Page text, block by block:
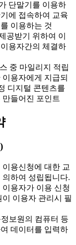
단말기를 이용하
에 접속하여 교육
이용하는 것
공받기 위하여 이
용자간의 체결하
중 마일리지 적립
용자에게 지급되
디지털 콘텐츠를
들어진 포인트
용신청에 대한 교
하여 성립됩니다.
용자가 이용 신청
이용자 관리시 필
보원의 컴퓨터 등
데이터를 입력하